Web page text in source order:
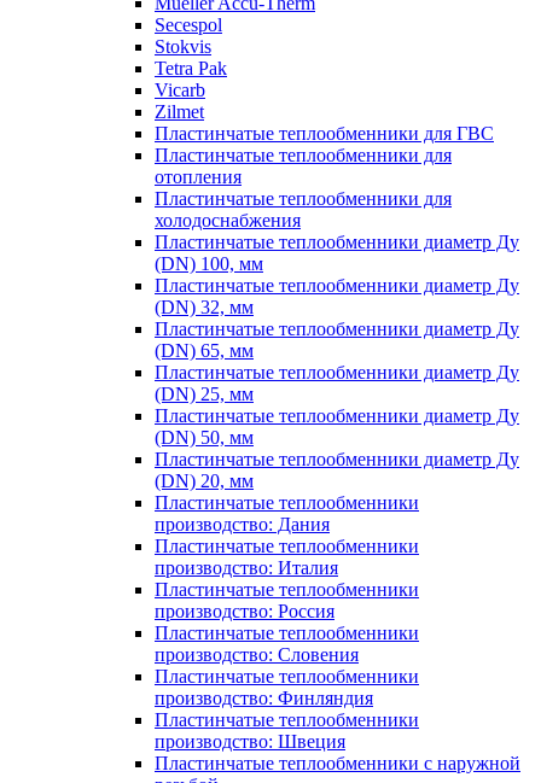
Secespol
Stokvis
Tetra Pak
Vicarb
Zilmet
Пластинчатые теплообменники для ГВС
Пластинчатые теплообменники для
отопления
Пластинчатые теплообменники для
холодоснабжения
Пластинчатые теплообменники диаметр Ду
(DN) 100, мм
Пластинчатые теплообменники диаметр Ду
(DN) 32, мм
Пластинчатые теплообменники диаметр Ду
(DN) 65, мм
Пластинчатые теплообменники диаметр Ду
(DN) 25, мм
Пластинчатые теплообменники диаметр Ду
(DN) 50, мм
Пластинчатые теплообменники диаметр Ду
(DN) 20, мм
Пластинчатые теплообменники
производство: Дания
Пластинчатые теплообменники
производство: Италия
Пластинчатые теплообменники
производство: Россия
Пластинчатые теплообменники
производство: Словения
Пластинчатые теплообменники
производство: Финляндия
Пластинчатые теплообменники
производство: Швеция
Пластинчатые теплообменники с наружной